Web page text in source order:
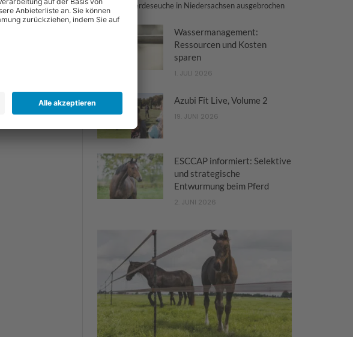
Tödliche Pferdeseuche in Niedersachsen ausgebrochen
Wassermanagement:
Ressourcen und Kosten
sparen
1. JULI 2026
Azubi Fit Live, Volume 2
19. JUNI 2026
ESCCAP informiert: Selektive
und strategische
Entwurmung beim Pferd
2. JUNI 2026